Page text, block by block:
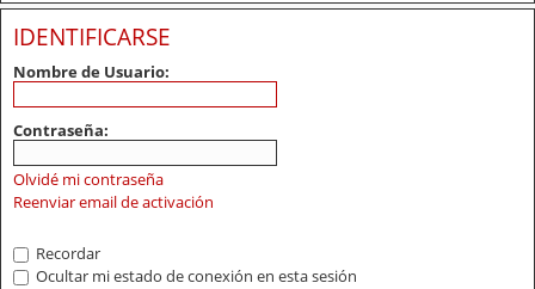
u
u
IDENTIFICARSE
Nombre de Usuario:
Contraseña:
Olvidé mi contraseña
Reenviar email de activación
Recordar
Ocultar mi estado de conexión en esta sesión